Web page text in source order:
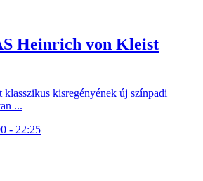
Heinrich von Kleist
kisregényének új színpadi
...
- 22:25